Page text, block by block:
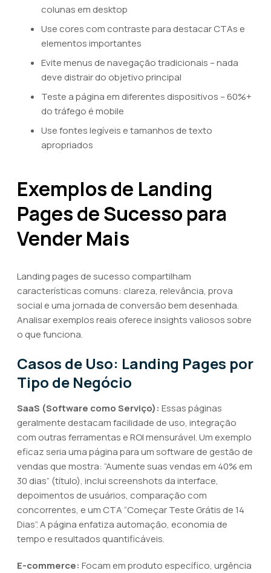
colunas em desktop
Use cores com contraste para destacar CTAs e
elementos importantes
Evite menus de navegação tradicionais – nada
deve distrair do objetivo principal
Teste a página em diferentes dispositivos – 60%+
do tráfego é mobile
Use fontes legíveis e tamanhos de texto
apropriados
Exemplos de Landing
Pages de Sucesso para
Vender Mais
Landing pages de sucesso compartilham
características comuns: clareza, relevância, prova
social e uma jornada de conversão bem desenhada.
Analisar exemplos reais oferece insights valiosos sobre
o que funciona.
Casos de Uso: Landing Pages por
Tipo de Negócio
SaaS (Software como Serviço): Essas páginas
geralmente destacam facilidade de uso, integração
com outras ferramentas e ROI mensurável. Um exemplo
eficaz seria uma página para um software de gestão de
vendas que mostra: “Aumente suas vendas em 40% em
30 dias” (título), inclui screenshots da interface,
depoimentos de usuários, comparação com
concorrentes, e um CTA “Começar Teste Grátis de 14
Dias”. A página enfatiza automação, economia de
tempo e resultados quantificáveis.
E-commerce: Focam em produto específico, urgência